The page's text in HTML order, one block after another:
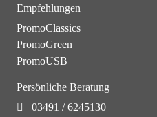
Empfehlungen
PromoClassics
PromoGreen
PromoUSB
Persönliche Beratung
03491 / 6245130